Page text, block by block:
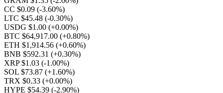
CC $0.09 (-3.60%)
LTC $45.48 (-0.30%)
USDG $1.00 (+0.00%)
BTC $64,917.00 (+0.80%)
ETH $1,914.56 (+0.60%)
BNB $592.31 (+0.30%)
XRP $1.03 (-1.00%)
SOL $73.87 (+1.60%)
TRX $0.33 (+0.00%)
HYPE $54.39 (-2.90%)